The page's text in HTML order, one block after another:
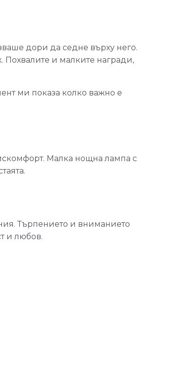
дори да седне върху него.
Похвалите и малките награди,
ми показа колко важно е
Малка нощна лампа с
Търпението и вниманието
и любов.